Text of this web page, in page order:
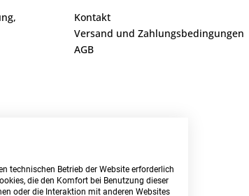
Kontakt
Versand und Zahlungsbedingungen
AGB
technischen Betrieb der Website erforderlich
die den Komfort bei Benutzung dieser
oder die Interaktion mit anderen Websites